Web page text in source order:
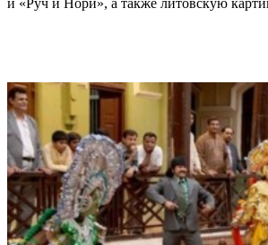
и «Руч и Нори», а также литовскую